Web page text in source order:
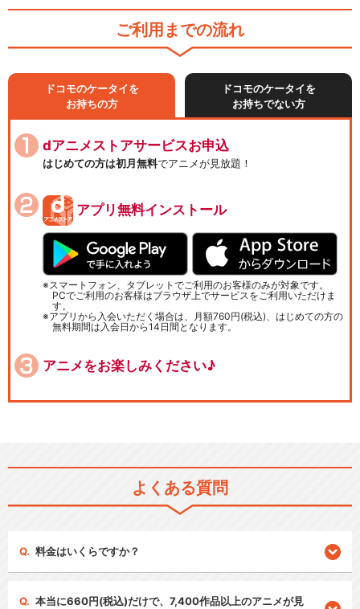
ご利用までの流れ
ドコモのケータイを
お持ちの方
ドコモのケータイを
お持ちでない方
dアニメストアサービスお申込
はじめての方は初月無料でアニメが見放題！
アプリ無料インストール
スマートフォン、タブレットでご利用のお客様のみが対象です。
PCでご利用のお客様はブラウザ上でサービスをご利用いただけま
す。
アプリから入会いただく場合は、月額760円(税込)、はじめての方の
無料期間は入会日から14日間となります。
アニメをお楽しみください♪
よくある質問
料金はいくらですか？
本当に660円(税込)だけで、7,400作品以上のアニメが見